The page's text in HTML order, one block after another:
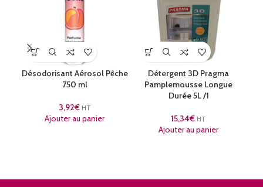
Désodorisant Aérosol Pêche
750 ml
3,92€ HT
Ajouter au panier
Détergent 3D Pragma
Pamplemousse Longue
Durée 5L /1
15,34€ HT
Ajouter au panier